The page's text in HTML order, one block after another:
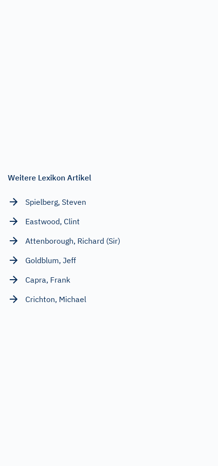
Weitere Lexikon Artikel
Spielberg, Steven
Eastwood, Clint
Attenborough, Richard (Sir)
Goldblum, Jeff
Capra, Frank
Crichton, Michael